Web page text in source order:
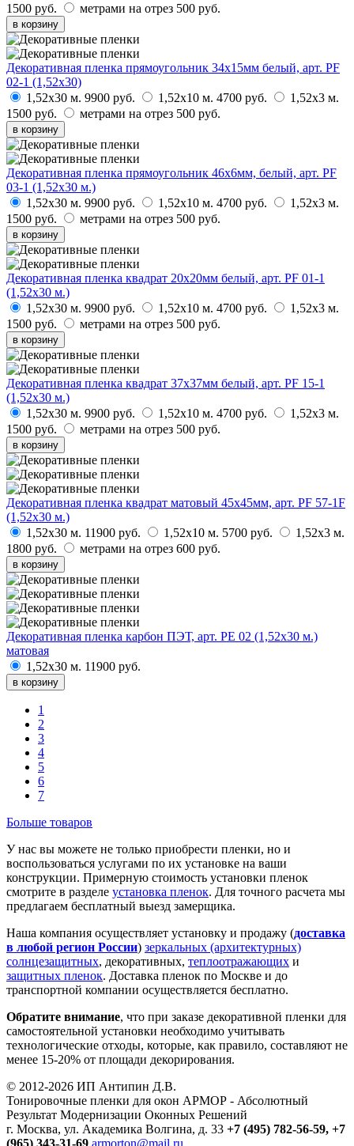
1500 руб.
метрами на отрез 500 руб.
в корзину
Декоративная пленка прямоугольник 34х15мм белый, арт. PF
02-1 (1,52х30)
1,52х30 м. 9900 руб. 1,52х10 м. 4700 руб.
1,52х3 м.
1500 руб.
метрами на отрез 500 руб.
в корзину
Декоративная пленка прямоугольник 46х6мм, белый, арт. PF
03-1 (1,52х30 м.)
1,52х30 м. 9900 руб. 1,52х10 м. 4700 руб.
1,52х3 м.
1500 руб.
метрами на отрез 500 руб.
в корзину
Декоративная пленка квадрат 20х20мм белый, арт. PF 01-1
(1,52х30 м.)
1,52х30 м. 9900 руб. 1,52х10 м. 4700 руб.
1,52х3 м.
1500 руб.
метрами на отрез 500 руб.
в корзину
Декоративная пленка квадрат 37х37мм белый, арт. PF 15-1
(1,52х30 м.)
1,52х30 м. 9900 руб. 1,52х10 м. 4700 руб.
1,52х3 м.
1500 руб.
метрами на отрез 500 руб.
в корзину
Декоративная пленка квадрат матовый 45х45мм, арт. PF 57-1F
(1,52х30 м.)
1,52х30 м. 11900 руб. 1,52х10 м. 5700 руб.
1,52х3 м.
1800 руб.
метрами на отрез 600 руб.
в корзину
Декоративная пленка карбон ПЭТ, арт. PE 02 (1,52х30 м.)
матовая
1,52х30 м. 11900 руб.
в корзину
1
2
3
4
5
6
7
Больше товаров
У нас вы можете не только приобрести пленки, но и
воспользоваться услугами по их установке на ваши
конструкции. Примерную стоимость установки пленок
смотрите в разделе установка пленок. Для точного расчета мы
предлагаем бесплатный выезд замерщика.
Наша компания осуществляет установку и продажу (доставка
в любой регион России) зеркальных (архитектурных)
солнцезащитных, декоративных, теплоотражающих и
защитных пленок. Доставка пленок по Москве и до
транспортной компании осуществляется бесплатно.
Обратите внимание, что при заказе декоративной пленки для
самостоятельной установки необходимо учитывать
технологические отходы, которые, как правило, составляют не
менее 15-20% от площади декорирования.
© 2012-2026 ИП Антипин Д.В.
Тонировочные пленки для окон АРМОР - Абсолютный
Результат Модернизации Оконных Решений
г. Москва, ул. Академика Волгина, д. 33 +7 (495) 782-56-59, +7
(965) 343-31-69 armorton@mail.ru